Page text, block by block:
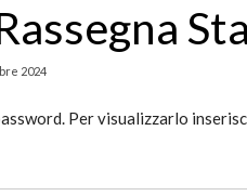
2024
Per visualizzarlo